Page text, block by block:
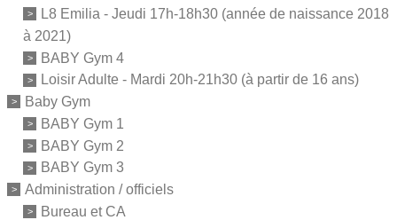
L8 Emilia - Jeudi 17h-18h30 (année de naissance 2018
à 2021)
BABY Gym 4
Loisir Adulte - Mardi 20h-21h30 (à partir de 16 ans)
Baby Gym
BABY Gym 1
BABY Gym 2
BABY Gym 3
Administration / officiels
Bureau et CA